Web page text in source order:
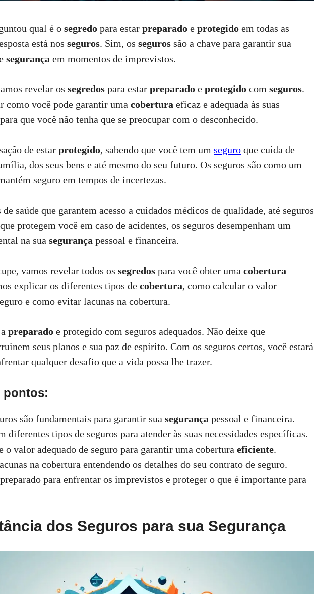
qual é o segredo para estar preparado e protegido em todas as
está nos seguros. Sim, os seguros são a chave para garantir sua
segurança em momentos de imprevistos.
revelar os segredos para estar preparado e protegido com seguros.
como você pode garantir uma cobertura eficaz e adequada às suas
que você não tenha que se preocupar com o desconhecido.
de estar protegido, sabendo que você tem um seguro que cuida de
dos seus bens e até mesmo do seu futuro. Os seguros são como um
seguro em tempos de incertezas.
de saúde que garantem acesso a cuidados médicos de qualidade, até seguros
protegem você em caso de acidentes, os seguros desempenham um
na sua segurança pessoal e financeira.
vamos revelar todos os segredos para você obter uma cobertura
explicar os diferentes tipos de cobertura, como calcular o valor
e como evitar lacunas na cobertura.
preparado e protegido com seguros adequados. Não deixe que
seus planos e sua paz de espírito. Com os seguros certos, você estará
qualquer desafio que a vida possa lhe trazer.
pontos:
são fundamentais para garantir sua segurança pessoal e financeira.
diferentes tipos de seguros para atender às suas necessidades específicas.
o valor adequado de seguro para garantir uma cobertura eficiente.
na cobertura entendendo os detalhes do seu contrato de seguro.
para enfrentar os imprevistos e proteger o que é importante para
dos Seguros para sua Segurança